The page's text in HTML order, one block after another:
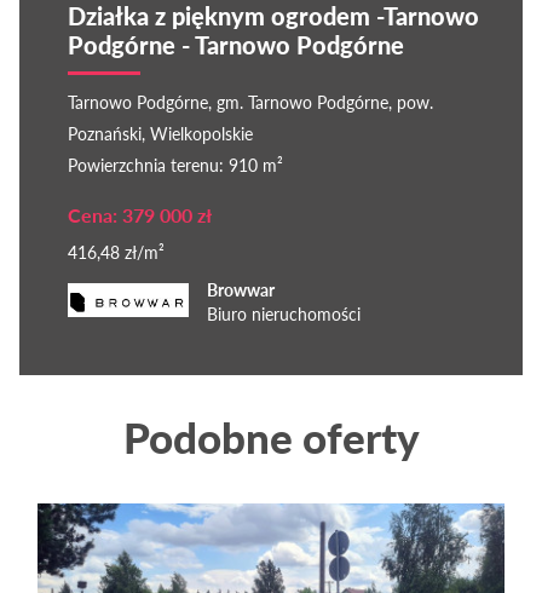
Działka z pięknym ogrodem -Tarnowo
Podgórne - Tarnowo Podgórne
Tarnowo Podgórne, gm. Tarnowo Podgórne, pow.
Poznański, Wielkopolskie
Powierzchnia terenu: 910 m²
Cena: 379 000 zł
416,48 zł/m²
Browwar
Biuro nieruchomości
Podobne oferty